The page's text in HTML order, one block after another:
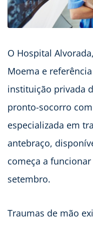
O Hospital
Moema e
instituição privada
pronto-socorro
especializada em
antebraço,
começa a
setembro.
Traumas de mão